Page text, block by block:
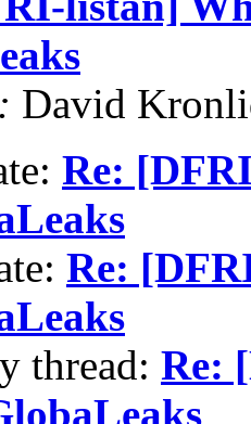
David
Re:
Re:
thread: Re: